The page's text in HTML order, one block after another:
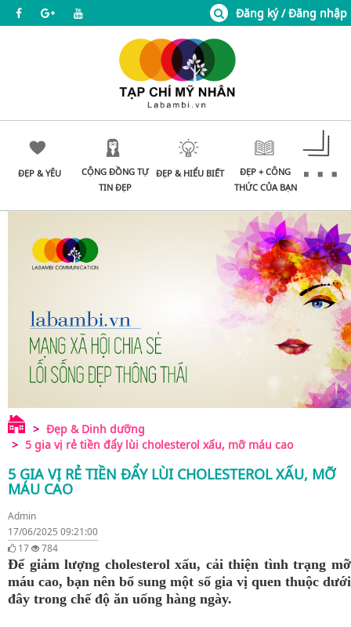
Đăng ký / Đăng nhập
ĐẸP & YÊU
CỘNG ĐỒNG TỰ
TIN ĐẸP
ĐẸP & HIỂU BIẾT
ĐẸP + CÔNG
THỨC CỦA BẠN
Đẹp & Dinh dưỡng
5 gia vị rẻ tiền đẩy lùi cholesterol xấu, mỡ máu cao
5 GIA VỊ RẺ TIỀN ĐẨY LÙI CHOLESTEROL XẤU, MỠ
MÁU CAO
Admin
17/06/2025 09:21:00
17
784
Để giảm lượng cholesterol xấu, cải thiện tình trạng mỡ
máu cao, bạn nên bổ sung một số gia vị quen thuộc dưới
đây trong chế độ ăn uống hàng ngày.